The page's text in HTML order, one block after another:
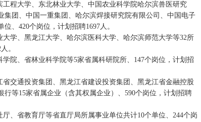
程大学、东北林业大学、中国农业科学院哈尔滨兽医研究
集团、中国一重集团、哈尔滨焊接研究院有限公司、中国电子
、420个岗位，计划招聘1697人。
学、黑龙江大学、哈尔滨医科大学、哈尔滨师范大学等32所
。
院、省林业科学院等5家省属科研院所、147个岗位，计划招
交通投资集团、黑龙江省建设投资集团、黑龙江省金融控股
等15家省属企业（含其权属企业）、590个岗位，计划招聘
、省教育厅等省直厅局所属事业单位共计10个单位、244个岗